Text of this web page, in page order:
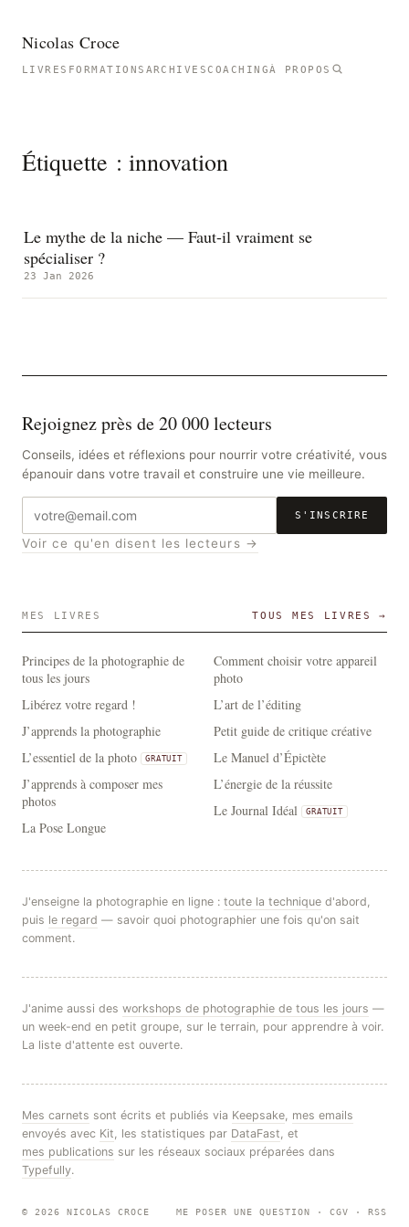
Nicolas Croce
LIVRES FORMATIONS ARCHIVESCOACHINGÀ PROPOS
Étiquette : innovation
Le mythe de la niche — Faut-il vraiment se
spécialiser ?
23 Jan 2026
Rejoignez près de 20 000 lecteurs
Conseils, idées et réflexions pour nourrir votre créativité, vous
épanouir dans votre travail et construire une vie meilleure.
Adresse
e-
mail
S'INSCRIRE
Voir ce qu'en disent les lecteurs →
MES LIVRES TOUS MES LIVRES →
Principes de la photographie de
tous les jours
Libérez votre regard !
J’apprends la photographie
L’essentiel de la photo
GRATUIT
J’apprends à composer mes
photos
La Pose Longue
Comment choisir votre appareil
photo
L’art de l’éditing
Petit guide de critique créative
Le Manuel d’Épictète
L’énergie de la réussite
Le Journal Idéal
GRATUIT
J'enseigne la photographie en ligne : toute la technique d'abord,
puis le regard — savoir quoi photographier une fois qu'on sait
comment.
J'anime aussi des workshops de photographie de tous les jours —
un week-end en petit groupe, sur le terrain, pour apprendre à voir.
La liste d'attente est ouverte.
Mes carnets sont écrits et publiés via Keepsake, mes emails
envoyés avec Kit, les statistiques par DataFast, et
mes publications sur les réseaux sociaux préparées dans
Typefully.
© 2026 NICOLAS CROCE ME POSER UNE QUESTION · CGV · RSS